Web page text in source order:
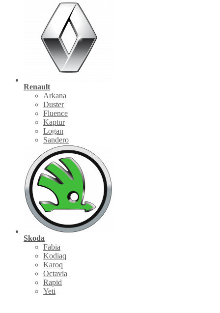
Renault
Arkana
Duster
Fluence
Kaptur
Logan
Sandero
Skoda
Fabia
Kodiaq
Karoq
Octavia
Rapid
Yeti